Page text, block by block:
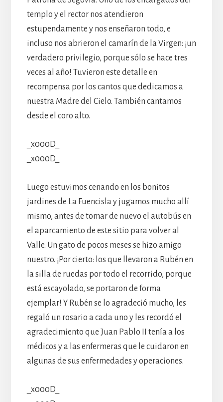
templo y el rector nos atendieron
estupendamente y nos enseñaron todo, e
incluso nos abrieron el camarín de la Virgen: ¡un
verdadero privilegio, porque sólo se hace tres
veces al año! Tuvieron este detalle en
recompensa por los cantos que dedicamos a
nuestra Madre del Cielo. También cantamos
desde el coro alto.
_x000D_
_x000D_
Luego estuvimos cenando en los bonitos
jardines de La Fuencisla y jugamos mucho allí
mismo, antes de tomar de nuevo el autobús en
el aparcamiento de este sitio para volver al
Valle. Un gato de pocos meses se hizo amigo
nuestro. ¡Por cierto: los que llevaron a Rubén en
la silla de ruedas por todo el recorrido, porque
está escayolado, se portaron de forma
ejemplar! Y Rubén se lo agradeció mucho, les
regaló un rosario a cada uno y les recordó el
agradecimiento que Juan Pablo II tenía a los
médicos y a las enfermeras que le cuidaron en
algunas de sus enfermedades y operaciones.
_x000D_